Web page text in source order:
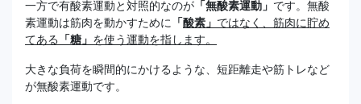
一方で有酸素運動と対照的なのが 「無酸素運動」 です。無酸
素運動は筋肉を動かすために 「酸素」 ではなく、筋肉に貯め
てある 「糖」 を使う運動を指します。
大きな負荷を瞬間的にかけるような、短距離走や筋トレなど
が無酸素運動です。